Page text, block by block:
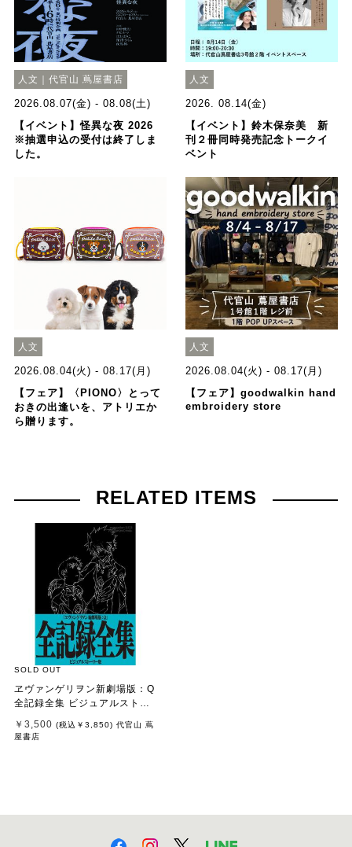
人文｜代官山 蔦屋書店
2026.08.07(金) - 08.08(土)
【イベント】怪異な夜 2026
※抽選申込の受付は終了しま
した。
人文
2026. 08.14(金)
【イベント】鈴木保奈美 新
刊２冊同時発売記念トークイ
ベント
人文
2026.08.04(火) - 08.17(月)
【フェア】〈PIONO〉とって
おきの出逢いを、アトリエか
ら贈ります。
人文
2026.08.04(火) - 08.17(月)
【フェア】goodwalkin hand
embroidery store
RELATED ITEMS
SOLD OUT
ヱヴァンゲリヲン新劇場版：Q
全記録全集 ビジュアルストー
￥3,500 (税込 ￥3,850) 代官山 蔦
屋書店